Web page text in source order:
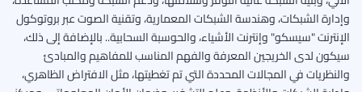
وإدارة الشبكات، وهندسة الشبكات المعمارية، وتقنية الصوت عبر بروتوكول
الإنترنت "سيسكو" وإنترنت الأشياء، والحوسبة السحابية..بالإضافة إلى ذلك،
سيكون لدى الخريجين المعرفة والفهم المناسب للمفاهيم والمبادئ
والنظريات في المجالات المحددة التي تم تغطيتها، مثل الافتراض الظاهري،